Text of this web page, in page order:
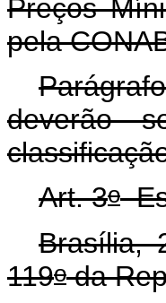
Preços
pela
deverão
Art. 3o
Brasília,
119oda